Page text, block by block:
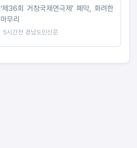
‘제36회 거창국제연극제’ 폐막, 화려한
마무리
5시간전 경남도민신문